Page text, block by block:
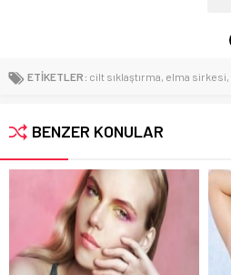
ETİKETLER: cilt sıklaştırma, elma sirkesi,
BENZER KONULAR